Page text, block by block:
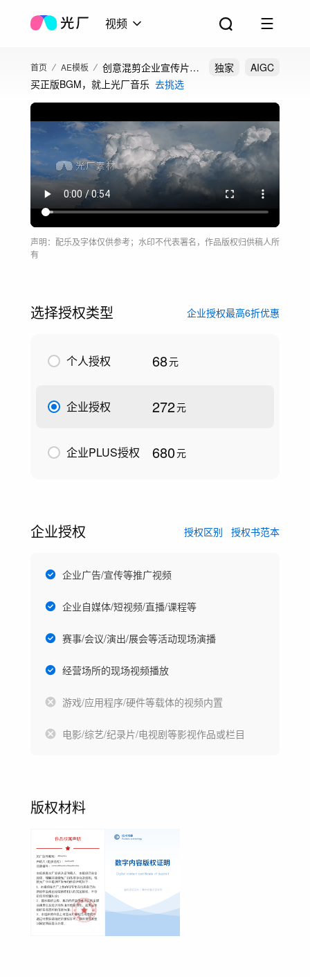
视频
首页 AE模板
创意混剪企业宣传片励
志片头开场片头
独家
AIGC
买正版BGM，就上光厂音乐 去挑选
声明：配乐及字体仅供参考；水印不代表署名，作品版权归供稿人所
有
选择授权类型 企业授权最高6折优惠
个人授权 68元
企业授权 272元
企业PLUS授权 680元
企业授权 授权区别 授权书范本
企业广告/宣传等推广视频
企业自媒体/短视频/直播/课程等
赛事/会议/演出/展会等活动现场演播
经营场所的现场视频播放
游戏/应用程序/硬件等载体的视频内置
电影/综艺/纪录片/电视剧等影视作品或栏目
版权材料